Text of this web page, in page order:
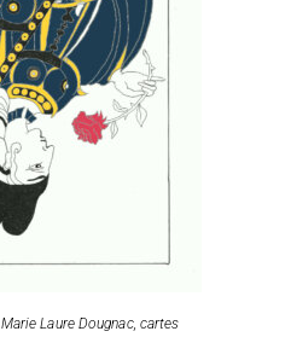
Marie Laure Dougnac, cartes